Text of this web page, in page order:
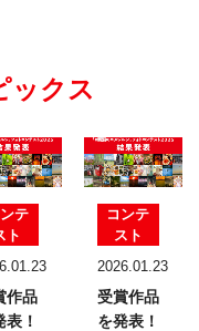
ックス
テ
ト
作品
表！
コンテ
スト
2026.01.23
受賞作品
を発表！